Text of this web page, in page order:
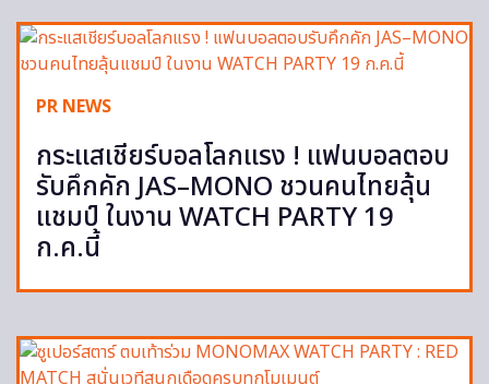
PR NEWS
กระแสเชียร์บอลโลกแรง ! แฟนบอลตอบ
รับคึกคัก JAS–MONO ชวนคนไทยลุ้น
แชมป์ ในงาน WATCH PARTY 19
ก.ค.นี้